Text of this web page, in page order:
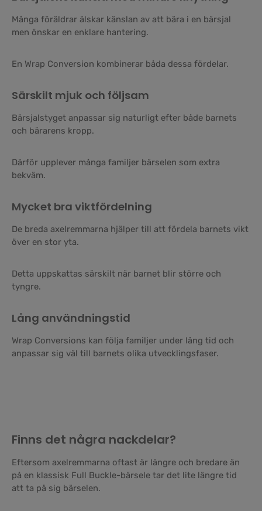
Många föräldrar älskar känslan av att bära i en bärsjal
men önskar en enklare hantering.
En Wrap Conversion kombinerar båda dessa fördelar.
Särskilt mjuk och följsam
Bärsjalstyget anpassar sig naturligt efter både barnets
och bärarens kropp.
Därför upplever många familjer bärselen som extra
bekväm.
Mycket bra viktfördelning
De breda axelremmarna hjälper till att fördela barnets vikt
över en stor yta.
Detta uppskattas särskilt när barnet blir större och
tyngre.
Lång användningstid
Wrap Conversions kan följa familjer under lång tid och
anpassar sig väl till barnets olika utvecklingsfaser.
Finns det några nackdelar?
Eftersom axelremmarna oftast är längre och bredare än
på en klassisk Full Buckle-bärsele tar det lite längre tid
att ta på sig bärselen.